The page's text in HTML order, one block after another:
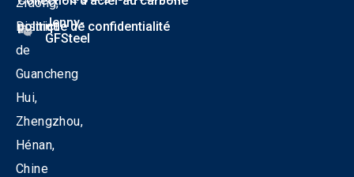
District
de
Guancheng
Hui,
Zhengzhou,
Hénan,
Chine
Jenny-
GFSteel
politique de confidentialité